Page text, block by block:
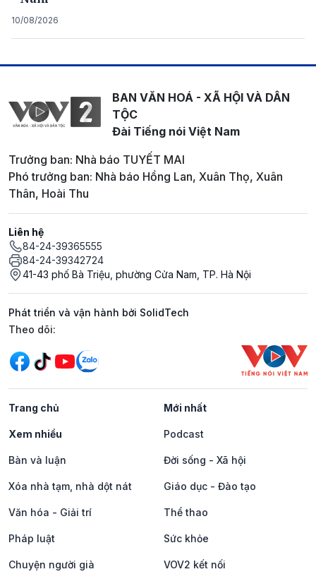
10/08/2026
BAN VĂN HOÁ - XÃ HỘI VÀ DÂN
TỘC
Đài Tiếng nói Việt Nam
Trưởng ban: Nhà báo TUYẾT MAI
Phó trưởng ban: Nhà báo Hồng Lan, Xuân Thọ, Xuân
Thân, Hoài Thu
Liên hệ
84-24-39365555
84-24-39342724
41-43 phố Bà Triệu, phường Cửa Nam, TP. Hà Nội
Phát triển và vận hành bởi SolidTech
Mạng xã hội
Theo dõi:
Trang chủ Mới nhất
Xem nhiều Podcast
Bàn và luận Đời sống - Xã hội
Xóa nhà tạm, nhà dột nát Giáo dục - Đào tạo
Văn hóa - Giải trí Thể thao
Pháp luật Sức khỏe
Chuyện người già VOV2 kết nối